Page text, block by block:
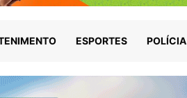
ESPORTES POLÍCIA